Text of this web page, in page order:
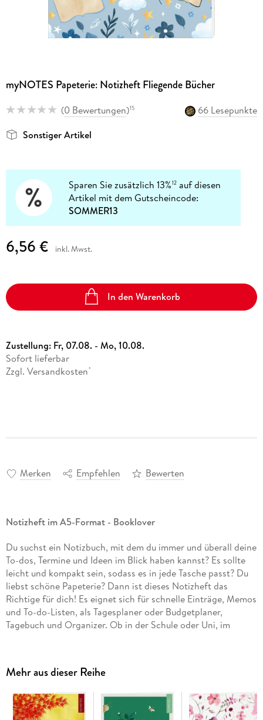
myNOTES Papeterie: Notizheft Fliegende Bücher
(0 Bewertungen)15
66 Lesepunkte
Sonstiger Artikel
Sparen Sie zusätzlich 13%12 auf diesen
Artikel mit dem Gutscheincode:
SOMMER13
6,56 € inkl. Mwst.
In den Warenkorb
Zustellung: Fr, 07.08. - Mo, 10.08.
Sofort lieferbar
Zzgl. Versandkosten *
Merken Empfehlen Bewerten
Notizheft im A5-Format - Booklover
Du suchst ein Notizbuch, mit dem du immer und überall deine
To-dos, Termine und Ideen im Blick haben kannst? Es sollte
leicht und kompakt sein, sodass es in jede Tasche passt? Du
liebst schöne Papeterie? Dann ist dieses Notizheft das
Richtige für dich! Es eignet sich für schnelle Einträge, Memos
und To-do-Listen, als Tagesplaner oder Budgetplaner,
Tagebuch und Organizer. Ob in der Schule oder Uni, im
Zum Geistesblitzefesthalten und Pläneschmieden:
Notizbuch im Heft-Format, stets dabei und offen für deine
Ideen
Mehr aus dieser Reihe